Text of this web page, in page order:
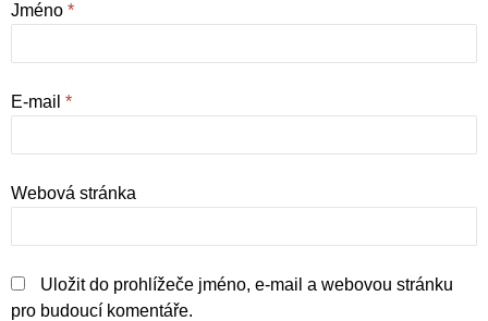
Jméno *
E-mail *
Webová stránka
Uložit do prohlížeče jméno, e-mail a webovou stránku
pro budoucí komentáře.